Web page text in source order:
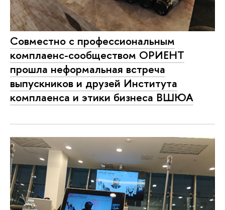
Совместно с профессиональным
комплаенс-сообществом ОРИЕНТ
прошла неформальная встреча
выпускников и друзей Института
комплаенса и этики бизнеса ВШЮА